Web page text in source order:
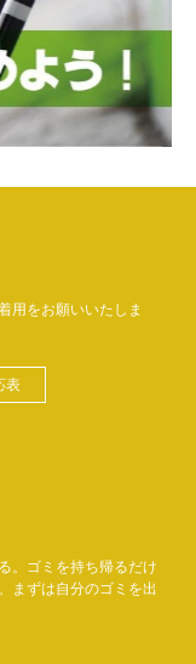
用をお願いいたしま
表
。ゴミを持ち帰るだけ
まずは自分のゴミを出